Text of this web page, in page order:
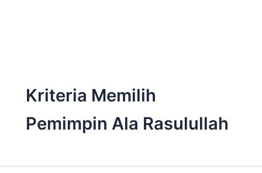
Kriteria Memilih
Pemimpin Ala Rasulullah